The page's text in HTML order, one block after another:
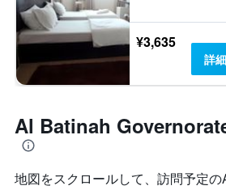
¥3,635
詳
Al Batinah
地図をスクロールして、訪問予定